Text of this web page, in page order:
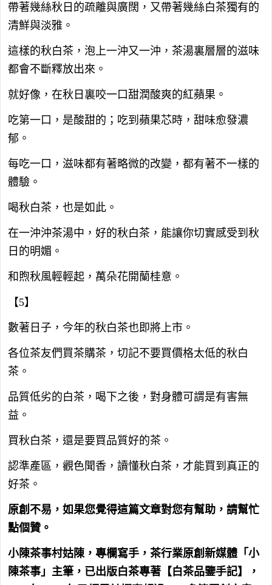
帶著幾絲秋日的疏離與廣闊，又帶著幾絲白茶獨有的
清鮮與淡雅。
這樣的秋白茶，泡上一沖又一沖，茶湯裏層層的滋味
都會不斷釋放出來。
就好像，在秋日裏咬一口甜潤酸爽的紅蘋果。
吃第一口，是酸甜的；吃到蘋果芯時，甜味愈發濃
郁。
每吃一口，滋味都有著略微的改變，都有著不一樣的
體驗。
喝秋白茶，也是如此。
在一沖沖茶湯中，好的秋白茶，能讓你切實感受到秋
日的明媚。
和煦秋風輕輕起，萬朵花開蘭桂意。
【5】
數著日子，今年的秋白茶也即將上市。
各位茶友們買茶購茶，切記不要買價格太低的秋白
茶。
品質低劣的白茶，喝下之後，對身體可謂是有害無
益。
買秋白茶，還是要買品質好的茶。
認準產區，觀色聞香，讀懂秋白茶，才能買到真正的
好茶。
原創不易，如果您覺得這篇文章對您有幫助，請幫忙
點個贊。
小陳茶事村姑陳，專欄寫手，茶行業原創新媒體「小
陳茶事」主筆，已出版白茶專著【白茶品鑒手記】，